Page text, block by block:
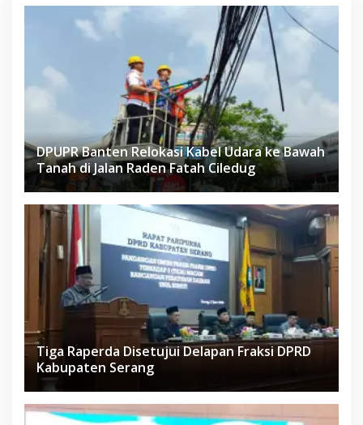
DPUPR Banten Relokasi Kabel Udara ke Bawah
Tanah di Jalan Raden Fatah Ciledug
Tiga Raperda Disetujui Delapan Fraksi DPRD
Kabupaten Serang